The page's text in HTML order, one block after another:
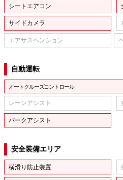
シートエアコン
サイドカメラ
エアサスペンション
自動運転
オートクルーズコントロール
レーンアシスト
パークアシスト
安全装備エリア
横滑り防止装置